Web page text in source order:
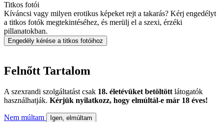
Titkos fotói
Kíváncsi vagy milyen erotikus képeket rejt a takarás? Kérj engedélyt
a titkos fotók megtekintéséhez, és merülj el a szexi, érzéki
pillanatokban.
Engedély kérése a titkos fotóihoz
Felnőtt Tartalom
A szexrandi szolgáltatást csak 18. életévüket betöltött látogatók
használhatják. Kérjük nyilatkozz, hogy elmúltál-e már 18 éves!
Nem múltam Igen, elmúltam